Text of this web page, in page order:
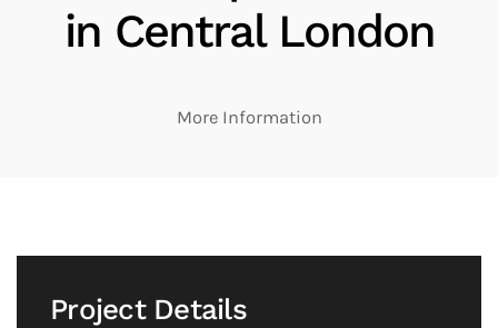
in Central London
More Information
Project Details